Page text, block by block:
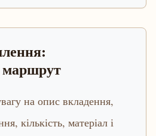
на опис вкладення,
кількість, матеріал і